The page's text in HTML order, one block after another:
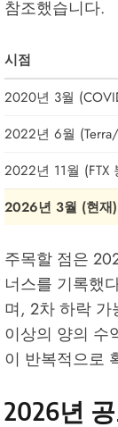
참조했습니다.
시점
2020년 3월
2022년 6월
2022년 11월 (FTX
2026년 3월 (현재)
주목할 점은
너스를 기록했
며, 2차 하락 가
이상의 양의 수
이 반복적으로
2026년